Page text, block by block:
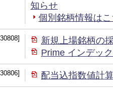
知らせ
個別銘柄情報は
新規上場銘柄の
Prime インデッ
配当込指数値計